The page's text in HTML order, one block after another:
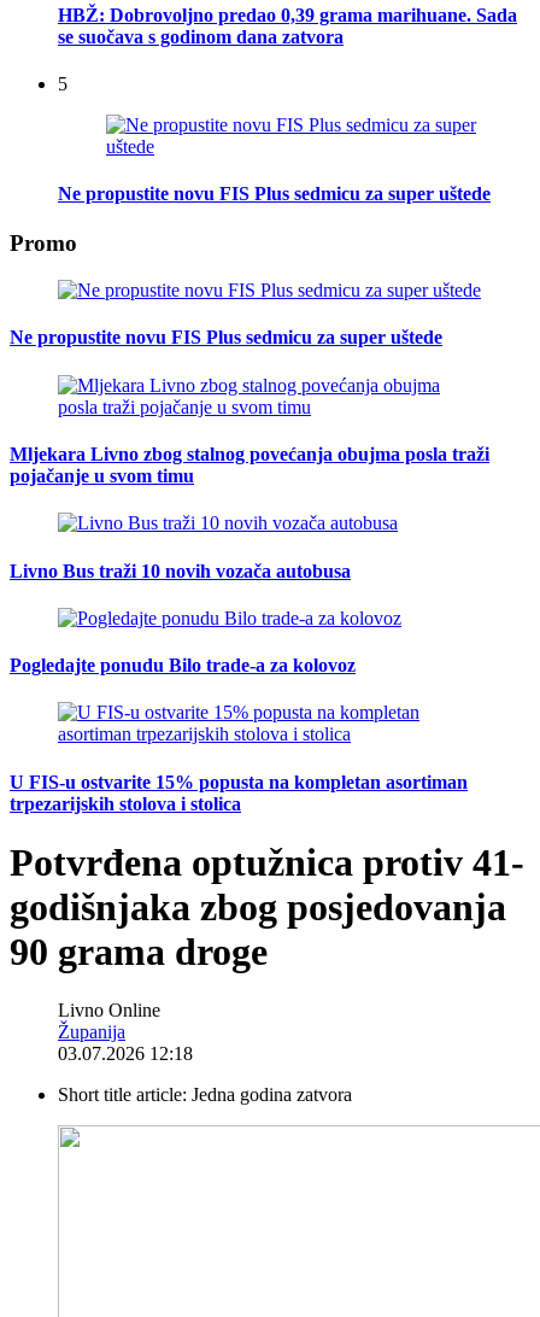
HBŽ: Dobrovoljno predao 0,39 grama marihuane. Sada
se suočava s godinom dana zatvora
5
Ne propustite novu FIS Plus sedmicu za super uštede
Promo
Ne propustite novu FIS Plus sedmicu za super uštede
Mljekara Livno zbog stalnog povećanja obujma posla traži
pojačanje u svom timu
Livno Bus traži 10 novih vozača autobusa
Pogledajte ponudu Bilo trade-a za kolovoz
U FIS-u ostvarite 15% popusta na kompletan asortiman
trpezarijskih stolova i stolica
Potvrđena optužnica protiv 41-
godišnjaka zbog posjedovanja
90 grama droge
Livno Online
Županija
03.07.2026 12:18
Short title article: Jedna godina zatvora